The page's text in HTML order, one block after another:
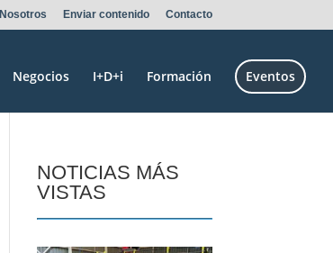
Nosotros Enviar contenido Contacto
Negocios I+D+i Formación Eventos
NOTICIAS MÁS
VISTAS